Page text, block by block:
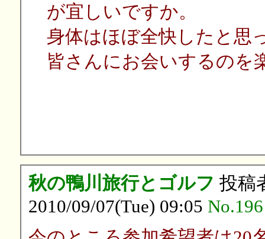
が宜しいですか。
身体はほぼ全快したと思
皆さんにお会いするのを
秋の鴨川旅行とゴルフ 投稿
2010/09/07(Tue) 09:05 No.196